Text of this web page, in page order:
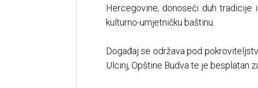
Hercegovine, donoseći duh tradicije
kulturno-umjetničku baštinu.
Događaj se održava pod
Ulcinj, Opštine Budva te je besplatan